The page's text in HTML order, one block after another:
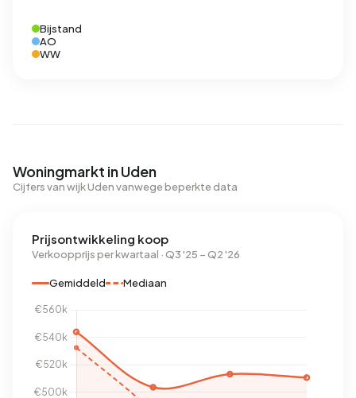
Bijstand
AO
WW
Woningmarkt in Uden
Cijfers van wijk Uden vanwege beperkte data
Prijsontwikkeling koop
Verkoopprijs per kwartaal · Q3 '25 – Q2 '26
Gemiddeld Mediaan